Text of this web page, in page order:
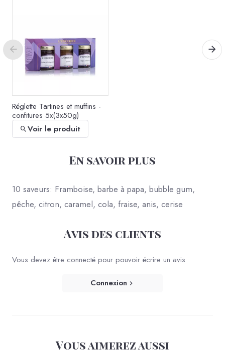
Réglette Tartines et muffins -
confitures 5x(3x50g)
Voir le produit
- confits fromagers
5x(3x50g)
En savoir plus
10 saveurs: Framboise, barbe à papa, bubble gum,
pêche, citron, caramel, cola, fraise, anis, cerise
Avis des clients
Vous devez être connecté pour pouvoir écrire un avis
Connexion
Vous aimerez aussi